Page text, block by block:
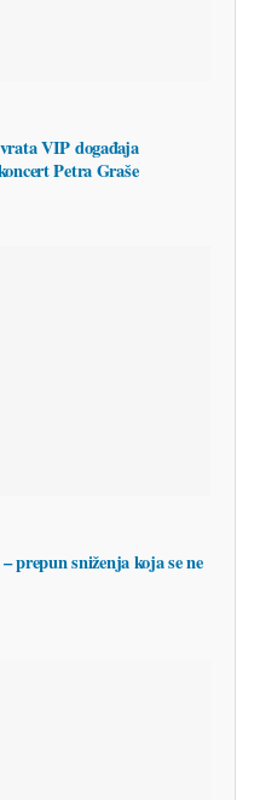
VIP događaja
Petra Graše
prepun sniženja koja se ne